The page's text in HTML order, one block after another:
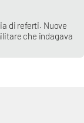
di referti. Nuove
che indagava